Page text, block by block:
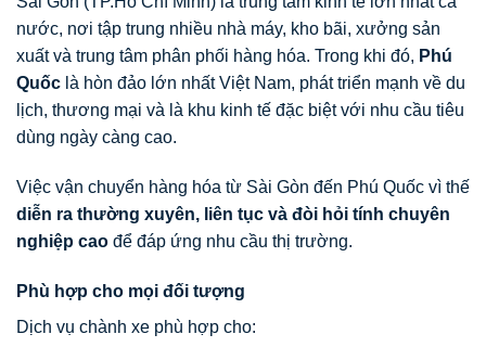
nước, nơi tập trung nhiều nhà máy, kho bãi, xưởng sản
xuất và trung tâm phân phối hàng hóa. Trong khi đó, Phú
Quốc là hòn đảo lớn nhất Việt Nam, phát triển mạnh về du
lịch, thương mại và là khu kinh tế đặc biệt với nhu cầu tiêu
dùng ngày càng cao.
Việc vận chuyển hàng hóa từ Sài Gòn đến Phú Quốc vì thế
diễn ra thường xuyên, liên tục và đòi hỏi tính chuyên
nghiệp cao để đáp ứng nhu cầu thị trường.
Phù hợp cho mọi đối tượng
Dịch vụ chành xe phù hợp cho: